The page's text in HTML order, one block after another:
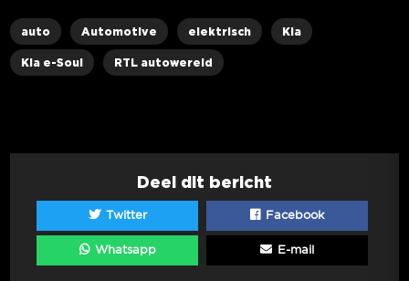
auto Automotive elektrisch Kia
Kia e-Soul RTL autowereld
Deel dit bericht
Twitter Facebook
Whatsapp E-mail